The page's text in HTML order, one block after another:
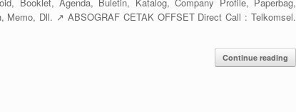
Booklet, Agenda, Buletin, Katalog, Company Profile, Paperbag,
Memo, Dll. ↗️ ABSOGRAF CETAK OFFSET Direct Call : Telkomsel.
Continue reading